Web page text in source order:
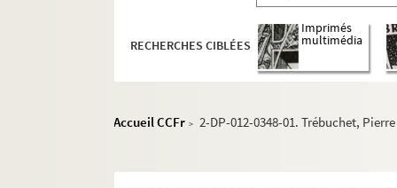
RECHERCHES CIBLÉES
Imprimés
multimédia
Accueil CCFr > 2-DP-012-0348-01. Trébuchet,